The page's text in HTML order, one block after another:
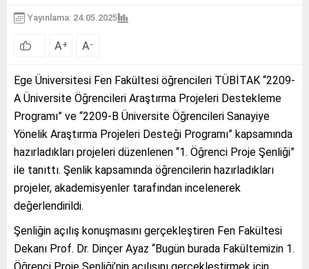
Yayınlama: 24.05.2025
A+ A-
Ege Üniversitesi Fen Fakültesi öğrencileri TÜBİTAK “2209-
A Üniversite Öğrencileri Araştırma Projeleri Destekleme
Programı” ve “2209-B Üniversite Öğrencileri Sanayiye
Yönelik Araştırma Projeleri Desteği Programı” kapsamında
hazırladıkları projeleri düzenlenen “1. Öğrenci Proje Şenliği”
ile tanıttı. Şenlik kapsamında öğrencilerin hazırladıkları
projeler, akademisyenler tarafından incelenerek
değerlendirildi.
Şenliğin açılış konuşmasını gerçekleştiren Fen Fakültesi
Dekanı Prof. Dr. Dinçer Ayaz “Bugün burada Fakültemizin 1.
Öğrenci Proje Şenliği’nin açılışını gerçekleştirmek için